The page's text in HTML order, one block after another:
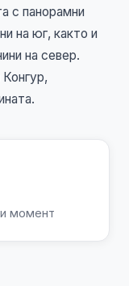
с панорамни
на юг, както и
на север.
момент